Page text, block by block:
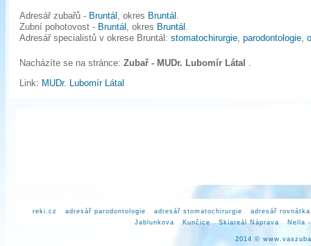
Adresář zubařů - Bruntál , okres Bruntál .
Zubní pohotovost - Bruntál , okres Bruntál .
Adresář specialistů v okrese Bruntál: stomatochirurgie, parodontologie,
Nacházíte se na stránce: Zubař - MUDr. Lubomír Látal .
Link: MUDr. Lubomír Látal
reki.cz adresář parodontologie adresář stomatochirurgie
adresář rovnátka
Jablunkova
Kunčice Skiareál Náprava Nella
2014 ©